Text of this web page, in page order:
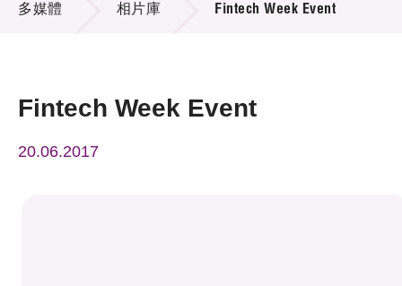
活動及消息
多媒體 相片庫 Fintech Week Event
Fintech Week Event
20.06.2017